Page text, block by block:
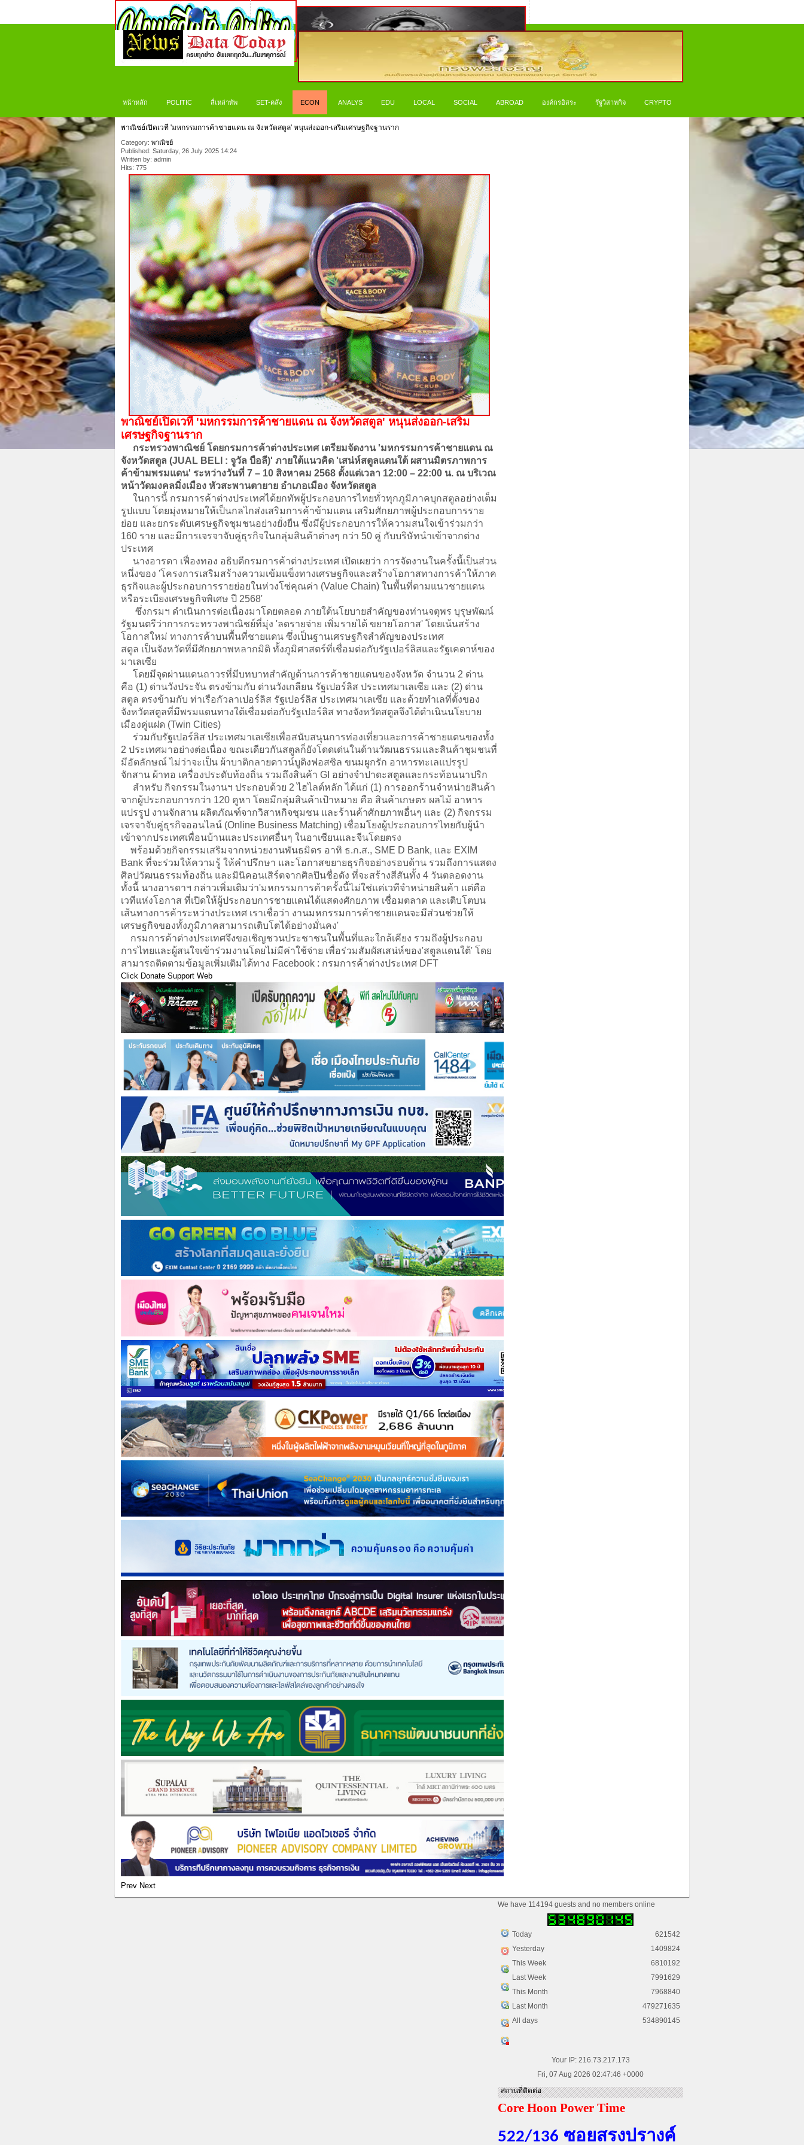
หน้าหลัก POLITIC สี่เหล่าทัพ SET-คลัง ECON ANALYS EDU LOCAL SOCIAL ABROAD องค์กรอิสระ รัฐวิสาหกิจ CRYPTO
พาณิชย์เปิดเวที 'มหกรรมการค้าชายแดน ณ จังหวัดสตูล' หนุนส่งออก-เสริมเศรษฐกิจฐานราก
Category: พาณิชย์
Published: Saturday, 26 July 2025 14:24
Written by: admin
Hits: 775
พาณิชย์เปิดเวที 'มหกรรมการค้าชายแดน ณ จังหวัดสตูล' หนุนส่งออก-เสริม
เศรษฐกิจฐานราก
กระทรวงพาณิชย์ โดยกรมการค้าต่างประเทศ เตรียมจัดงาน 'มหกรรมการค้าชายแดน ณ
จังหวัดสตูล (JUAL BELI : จูวัล บือลี)' ภายใต้แนวคิด 'เสน่ห์สตูลแดนใต้ ผสานมิตรภาพการ
ค้าข้ามพรมแดน' ระหว่างวันที่ 7 – 10 สิงหาคม 2568 ตั้งแต่เวลา 12:00 – 22:00 น. ณ บริเวณ
หน้าวัดมงคลมิ่งเมือง หัวสะพานตายาย อำเภอเมือง จังหวัดสตูล
ในการนี้ กรมการค้าต่างประเทศได้ยกทัพผู้ประกอบการไทยทั่วทุกภูมิภาคบุกสตูลอย่างเต็ม
รูปแบบ โดยมุ่งหมายให้เป็นกลไกส่งเสริมการค้าข้ามแดน เสริมศักยภาพผู้ประกอบการราย
ย่อย และยกระดับเศรษฐกิจชุมชนอย่างยั่งยืน ซึ่งมีผู้ประกอบการให้ความสนใจเข้าร่วมกว่า
160 ราย และมีการเจรจาจับคู่ธุรกิจในกลุ่มสินค้าต่างๆ กว่า 50 คู่ กับบริษัทนำเข้าจากต่าง
ประเทศ
นางอารดา เฟื่องทอง อธิบดีกรมการค้าต่างประเทศ เปิดเผยว่า การจัดงานในครั้งนี้เป็นส่วน
หนึ่งของ 'โครงการเสริมสร้างความเข้มแข็งทางเศรษฐกิจและสร้างโอกาสทางการค้าให้ภาค
ธุรกิจและผู้ประกอบการรายย่อยในห่วงโซ่คุณค่า (Value Chain) ในพื้นที่ตามแนวชายแดน
หรือระเบียงเศรษฐกิจพิเศษ ปี 2568'
ซึ่งกรมฯ ดำเนินการต่อเนื่องมาโดยตลอด ภายใต้นโยบายสำคัญของท่านจตุพร บุรุษพัฒน์
รัฐมนตรีว่าการกระทรวงพาณิชย์ที่มุ่ง 'ลดรายจ่าย เพิ่มรายได้ ขยายโอกาส' โดยเน้นสร้าง
โอกาสใหม่ ทางการค้าบนพื้นที่ชายแดน ซึ่งเป็นฐานเศรษฐกิจสำคัญของประเทศ
สตูล เป็นจังหวัดที่มีศักยภาพหลากมิติ ทั้งภูมิศาสตร์ที่เชื่อมต่อกับรัฐเปอร์ลิสและรัฐเคดาห์ของ
มาเลเซีย
โดยมีจุดผ่านแดนถาวรที่มีบทบาทสำคัญด้านการค้าชายแดนของจังหวัด จำนวน 2 ด่าน
คือ (1) ด่านวังประจัน ตรงข้ามกับ ด่านวังเกลียน รัฐเปอร์ลิส ประเทศมาเลเซีย และ (2) ด่าน
สตูล ตรงข้ามกับ ท่าเรือกัวลาเปอร์ลิส รัฐเปอร์ลิส ประเทศมาเลเซีย และด้วยทำเลที่ตั้งของ
จังหวัดสตูลที่มีพรมแดนทางใต้เชื่อมต่อกับรัฐเปอร์ลิส ทางจังหวัดสตูลจึงได้ดำเนินนโยบาย
เมืองคู่แฝด (Twin Cities)
ร่วมกับรัฐเปอร์ลิส ประเทศมาเลเซียเพื่อสนับสนุนการท่องเที่ยวและการค้าชายแดนของทั้ง
2 ประเทศมาอย่างต่อเนื่อง ขณะเดียวกันสตูลก็ยังโดดเด่นในด้านวัฒนธรรมและสินค้าชุมชนที่
มีอัตลักษณ์ ไม่ว่าจะเป็น ผ้าบาติกลายดาวน์บูดิงฟอสซิล ขนมผูกรัก อาหารทะเลแปรรูป
จักสาน ผ้าทอ เครื่องประดับท้องถิ่น รวมถึงสินค้า GI อย่างจำปาดะสตูลและกระท้อนนาปริก
สำหรับ กิจกรรมในงานฯ ประกอบด้วย 2 ไฮไลต์หลัก ได้แก่ (1) การออกร้านจำหน่ายสินค้า
จากผู้ประกอบการกว่า 120 คูหา โดยมีกลุ่มสินค้าเป้าหมาย คือ สินค้าเกษตร ผลไม้ อาหาร
แปรรูป งานจักสาน ผลิตภัณฑ์จากวิสาหกิจชุมชน และร้านค้าศักยภาพอื่นๆ และ (2) กิจกรรม
เจรจาจับคู่ธุรกิจออนไลน์ (Online Business Matching) เชื่อมโยงผู้ประกอบการไทยกับผู้นำ
เข้าจากประเทศเพื่อนบ้านและประเทศอื่นๆ ในอาเซียนและจีนโดยตรง
พร้อมด้วยกิจกรรมเสริมจากหน่วยงานพันธมิตร อาทิ ธ.ก.ส., SME D Bank, และ EXIM
Bank ที่จะร่วมให้ความรู้ ให้คำปรึกษา และโอกาสขยายธุรกิจอย่างรอบด้าน รวมถึงการแสดง
ศิลปวัฒนธรรมท้องถิ่น และมินิคอนเสิร์ตจากศิลปินชื่อดัง ที่จะสร้างสีสันทั้ง 4 วันตลอดงาน
ทั้งนี้ นางอารดาฯ กล่าวเพิ่มเติมว่า'มหกรรมการค้าครั้งนี้ไม่ใช่แค่เวทีจำหน่ายสินค้า แต่คือ
เวทีแห่งโอกาส ที่เปิดให้ผู้ประกอบการชายแดนได้แสดงศักยภาพ เชื่อมตลาด และเติบโตบน
เส้นทางการค้าระหว่างประเทศ เราเชื่อว่า งานมหกรรมการค้าชายแดนจะมีส่วนช่วยให้
เศรษฐกิจของทั้งภูมิภาคสามารถเติบโตได้อย่างมั่นคง'
กรมการค้าต่างประเทศจึงขอเชิญชวนประชาชนในพื้นที่และใกล้เคียง รวมถึงผู้ประกอบ
การไทยและผู้สนใจเข้าร่วมงานโดยไม่มีค่าใช้จ่าย เพื่อร่วมสัมผัสเสน่ห์ของ'สตูลแดนใต้' โดย
สามารถติดตามข้อมูลเพิ่มเติมได้ทาง Facebook : กรมการค้าต่างประเทศ DFT
Click Donate Support Web
Prev Next
We have 114194 guests and no members online
Today
Yesterday
This Week
Last Week
This Month
Last Month
All days
621542
1409824
6810192
7991629
7968840
479271635
534890145
Your IP: 216.73.217.173
Fri, 07 Aug 2026 02:47:46 +0000
สถานที่ติดต่อ
Core Hoon Power Time
522/136 ซอยสรงปรางค์